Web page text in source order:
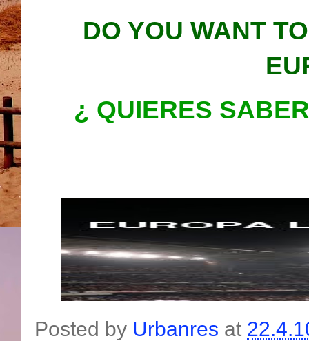
DO YOU WANT
¿ QUIERES
Posted by Urbanres at